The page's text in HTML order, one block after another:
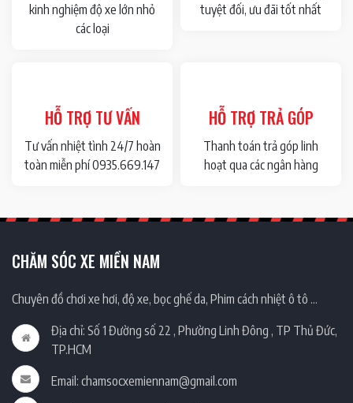
kinh nghiệm độ xe lớn nhỏ
các loại
tuyệt đối, ưu đãi tốt nhất
HỖ TRỢ TƯ VẤN
Tư vấn nhiệt tình 24/7 hoàn
toàn miễn phí 0935.669.147
HỖ TRỢ TRẢ GÓP
Thanh toán trả góp linh
hoạt qua các ngân hàng
CHĂM SÓC XE MIỀN NAM
Chuyên đồ chơi xe hơi, độ xe, bọc ghế da, Phim cách nhiệt ô tô …
Địa chỉ: Số 1 Đường số 22 , Phường Linh Đông , TP Thủ Đức,
TP.HCM
Email: chamsocxemiennam@gmail.com